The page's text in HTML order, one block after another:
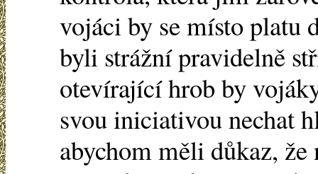
vojáci by se místo platu
byli strážní pravidelně
otevírající hrob by
svou iniciativou nechat
abychom měli důkaz,